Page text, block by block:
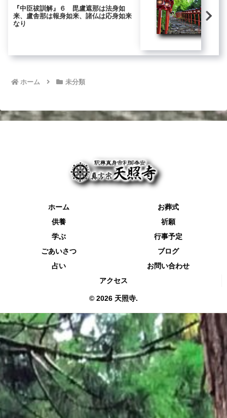
『中臣祓訓解』６ 毘盧遮那は法身如
来、盧舎那は報身如来、諸仏は応身如来
なり
ホーム 未分類
ホーム
お葬式
供養
祈願
学ぶ
行事予定
ごあいさつ
ブログ
占い
お問い合わせ
アクセス
© 2026 天照寺.